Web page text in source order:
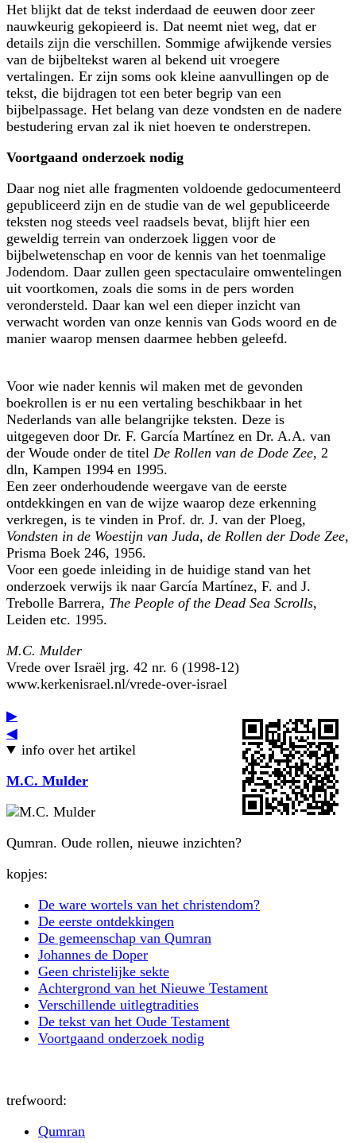
Het blijkt dat de tekst inderdaad de eeuwen door zeer
nauwkeurig gekopieerd is. Dat neemt niet weg, dat er
details zijn die verschillen. Sommige afwijkende versies
van de bijbeltekst waren al bekend uit vroegere
vertalingen. Er zijn soms ook kleine aanvullingen op de
tekst, die bijdragen tot een beter begrip van een
bijbelpassage. Het belang van deze vondsten en de nadere
bestudering ervan zal ik niet hoeven te onderstrepen.
Voortgaand onderzoek nodig
Daar nog niet alle fragmenten voldoende gedocumenteerd
gepubliceerd zijn en de studie van de wel gepubliceerde
teksten nog steeds veel raadsels bevat, blijft hier een
geweldig terrein van onderzoek liggen voor de
bijbelwetenschap en voor de kennis van het toenmalige
Jodendom. Daar zullen geen spectaculaire omwentelingen
uit voortkomen, zoals die soms in de pers worden
verondersteld. Daar kan wel een dieper inzicht van
verwacht worden van onze kennis van Gods woord en de
manier waarop mensen daarmee hebben geleefd.
Voor wie nader kennis wil maken met de gevonden
boekrollen is er nu een vertaling beschikbaar in het
Nederlands van alle belangrijke teksten. Deze is
uitgegeven door Dr. F. García Martínez en Dr. A.A. van
der Woude onder de titel De Rollen van de Dode Zee, 2
dln, Kampen 1994 en 1995.
Een zeer onderhoudende weergave van de eerste
ontdekkingen en van de wijze waarop deze erkenning
verkregen, is te vinden in Prof. dr. J. van der Ploeg,
Vondsten in de Woestijn van Juda, de Rollen der Dode Zee,
Prisma Boek 246, 1956.
Voor een goede inleiding in de huidige stand van het
onderzoek verwijs ik naar García Martínez, F. and J.
Trebolle Barrera, The People of the Dead Sea Scrolls,
Leiden etc. 1995.
M.C. Mulder
Vrede over Israël jrg. 42 nr. 6 (1998-12)
www.kerkenisrael.nl/vrede-over-israel
▶
◀
info over het artikel
M.C. Mulder
Qumran. Oude rollen, nieuwe inzichten?
kopjes:
De ware wortels van het christendom?
De eerste ontdekkingen
De gemeenschap van Qumran
Johannes de Doper
Geen christelijke sekte
Achtergrond van het Nieuwe Testament
Verschillende uitlegtradities
De tekst van het Oude Testament
Voortgaand onderzoek nodig
trefwoord:
Qumran